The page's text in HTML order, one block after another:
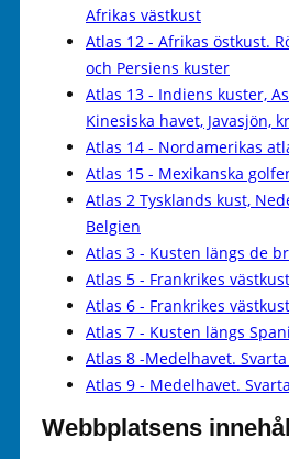
Afrikas västkust
Atlas 12 - Afrikas östkust.
och Persiens kuster
Atlas 13 - Indiens kuster,
Kinesiska havet, Javasjön,
Atlas 14 - Nordamerikas
Atlas 15 - Mexikanska
Atlas 2 Tysklands kust,
Belgien
Atlas 3 - Kusten längs de
Atlas 5 - Frankrikes västkust
Atlas 6 - Frankrikes västkust
Atlas 7 - Kusten längs
Atlas 8 -Medelhavet.
Atlas 9 - Medelhavet.
Webbplatsens